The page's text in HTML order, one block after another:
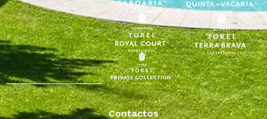
Contactos